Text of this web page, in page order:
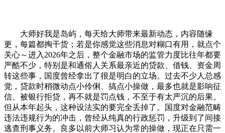
大师好我是岛屿，每天给大师带来最新动态，内容随缘
更，每篇都掏干货；若是你感觉这些消息对糊口有用，就点个
关心～进入2026年之后，整个金融市场的监管力度比往年都要
严酷不少，特别是和通俗人关系最亲近的贷款、借钱、资金周
转这些事，国度曾经拿出了很是明白的立场。过去不少人总感
觉，贷款时稍微动点小伶俐、搞点小操做，最多也就是影响征
信、被银行拒贷，再不就是罚点钱，不至于有太严沉的后果。
但从本年起头，这种设法实的要完全丢掉了。国度对金融范畴
违法违规行为的冲击，曾经从纯真的行政惩罚，升级到了间接
逃查刑事义务。良多以前大师习认为常的操做，现正在只需一